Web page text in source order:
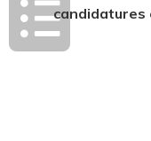
candidatures